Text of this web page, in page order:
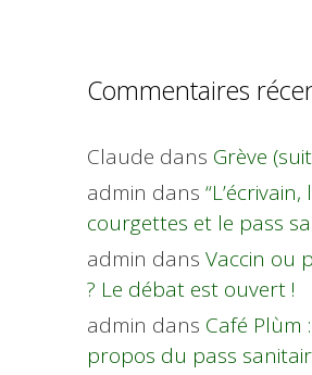
Commentaires
Claude dans Grève
admin dans “L’écrivain,
courgettes et le pass
admin dans Vaccin ou
? Le débat est ouvert !
admin dans Café Plùm
propos du pass